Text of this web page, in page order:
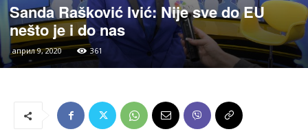
Sanda Rašković Ivić: Nije sve do EU
nešto je i do nas
април 9, 2020 361